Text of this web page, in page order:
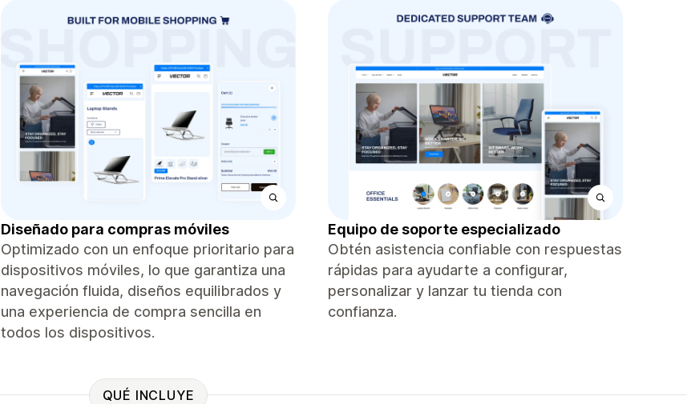
Diseñado para compras móviles
Optimizado con un enfoque prioritario para
dispositivos móviles, lo que garantiza una
navegación fluida, diseños equilibrados y
una experiencia de compra sencilla en
todos los dispositivos.
Equipo de soporte especializado
Obtén asistencia confiable con respuestas
rápidas para ayudarte a configurar,
personalizar y lanzar tu tienda con
confianza.
QUÉ INCLUYE